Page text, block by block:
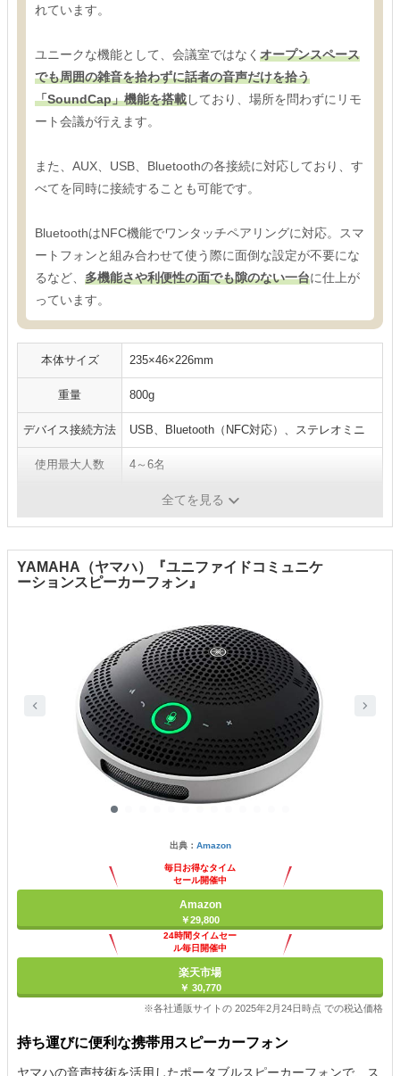
れています。
ユニークな機能として、会議室ではなく オープンスペース
でも周囲の雑音を拾わずに話者の音声だけを拾う
「SoundCap」機能を搭載しており、場所を問わずにリモ
ート会議が行えます。
また、AUX、USB、Bluetoothの各接続に対応しており、す
べてを同時に接続することも可能です。
BluetoothはNFC機能でワンタッチペアリングに対応。スマ
ートフォンと組み合わせて使う際に面倒な設定が不要にな
るなど、 多機能さや利便性の面でも隙のない一台に仕上が
っています。
本体サイズ 235×46×226mm
重量 800g
デバイス接続方法 USB、Bluetooth（NFC対応）、ステレオミニ
使用最大人数 4～6名
全てを見る
YAMAHA（ヤマハ）『ユニファイドコミュニケ
ーションスピーカーフォン』
出典： Amazon
毎日お得なタイム
セール開催中
Amazon
￥29,800
24時間タイムセー
ル毎日開催中
楽天市場
￥ 30,770
※各社通販サイトの 2025年2月24日時点 での税込価格
持ち運びに便利な携帯用スピーカーフォン
ヤマハの音声技術を活用したポータブルスピーカーフォンで、ス